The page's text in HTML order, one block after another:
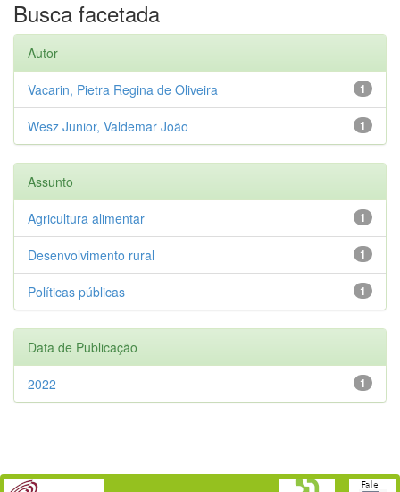
Busca facetada
Autor
1
Vacarin, Pietra Regina de Oliveira
1
Wesz Junior, Valdemar João
Assunto
1
Agricultura alimentar
1
Desenvolvimento rural
1
Políticas públicas
Data de Publicação
1
2022